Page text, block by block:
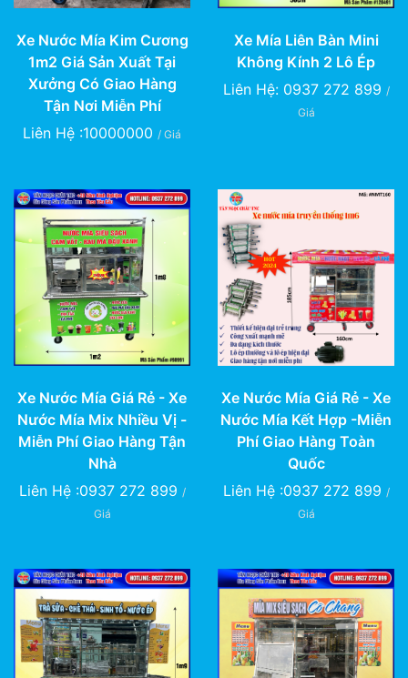
Xe Nước Mía Kim Cương
1m2 Giá Sản Xuất Tại
Xưởng Có Giao Hàng
Tận Nơi Miễn Phí
Liên Hệ :10000000 / Giá
Xe Mía Liên Bàn Mini
Không Kính 2 Lô Ép
Liên Hệ: 0937 272 899 /
Giá
Xe Nước Mía Giá Rẻ - Xe
Nước Mía Mix Nhiều Vị -
Miễn Phí Giao Hàng Tận
Nhà
Liên Hệ :0937 272 899 /
Giá
Xe Nước Mía Giá Rẻ - Xe
Nước Mía Kết Hợp -Miễn
Phí Giao Hàng Toàn
Quốc
Liên Hệ :0937 272 899 /
Giá